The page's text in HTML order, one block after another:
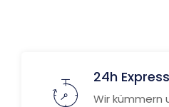
24h
Wir kümmern